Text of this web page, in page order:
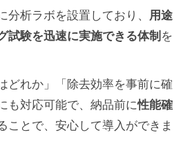
分析ラボを設置しており、 用途
試験を迅速に実施できる体制 を
どれか」「除去効率を事前に確
も対応可能で、納品前に性能確
ことで、安心して導入ができま